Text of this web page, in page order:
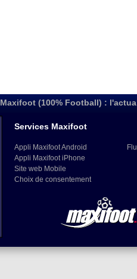
Maxifoot (100% Football) :
Services Maxifoot
Appli Maxifoot Android
Appli Maxifoot iPhone
Site web Mobile
Choix de consentement